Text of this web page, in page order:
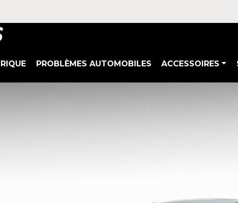
PROBLÈMES AUTOMOBILES ACCESSOIRES